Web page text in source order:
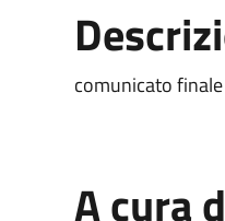
comunicato
A cura